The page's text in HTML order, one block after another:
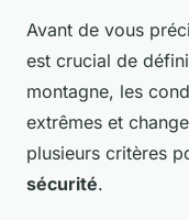
Avant de vous
est crucial de
montagne, les
extrêmes et
plusieurs critères
sécurité.